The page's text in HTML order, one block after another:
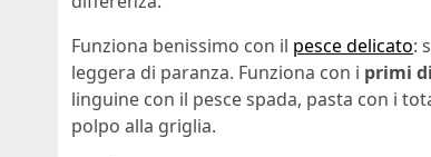
Funziona benissimo con il pesce delicato:
leggera di paranza. Funziona con i primi
linguine con il pesce spada, pasta con i
polpo alla griglia.